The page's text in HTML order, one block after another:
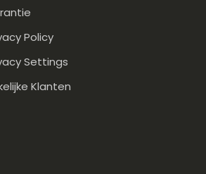
Policy
Settings
Klanten